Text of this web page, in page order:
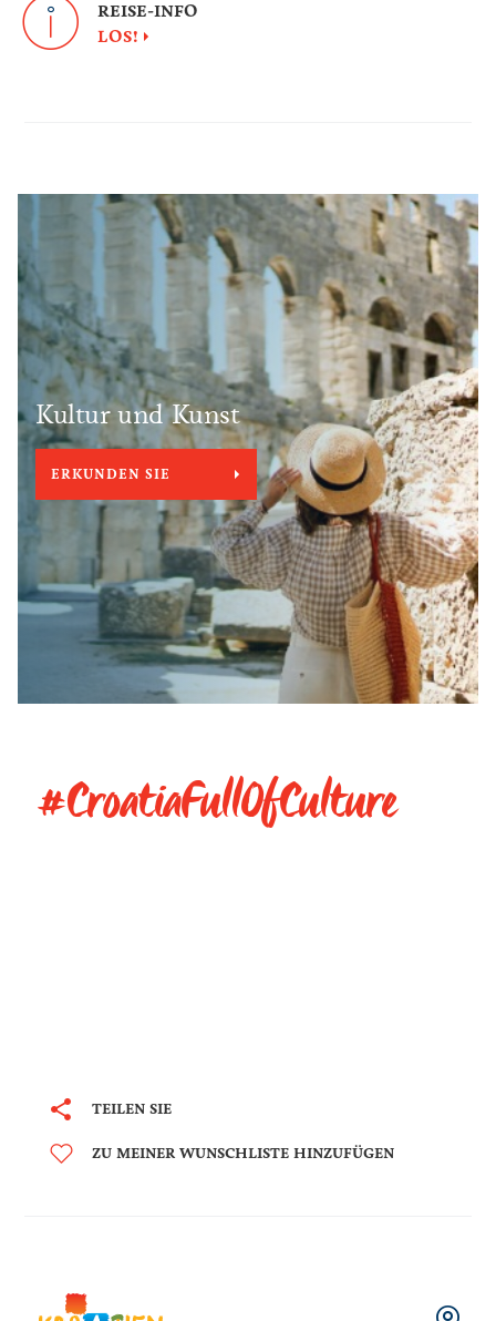
REISE-INFO
LOS!
Kultur und Kunst
ERKUNDEN SIE
#CroatiaFullOfCulture
TEILEN SIE
ZU MEINER WUNSCHLISTE HINZUFÜGEN